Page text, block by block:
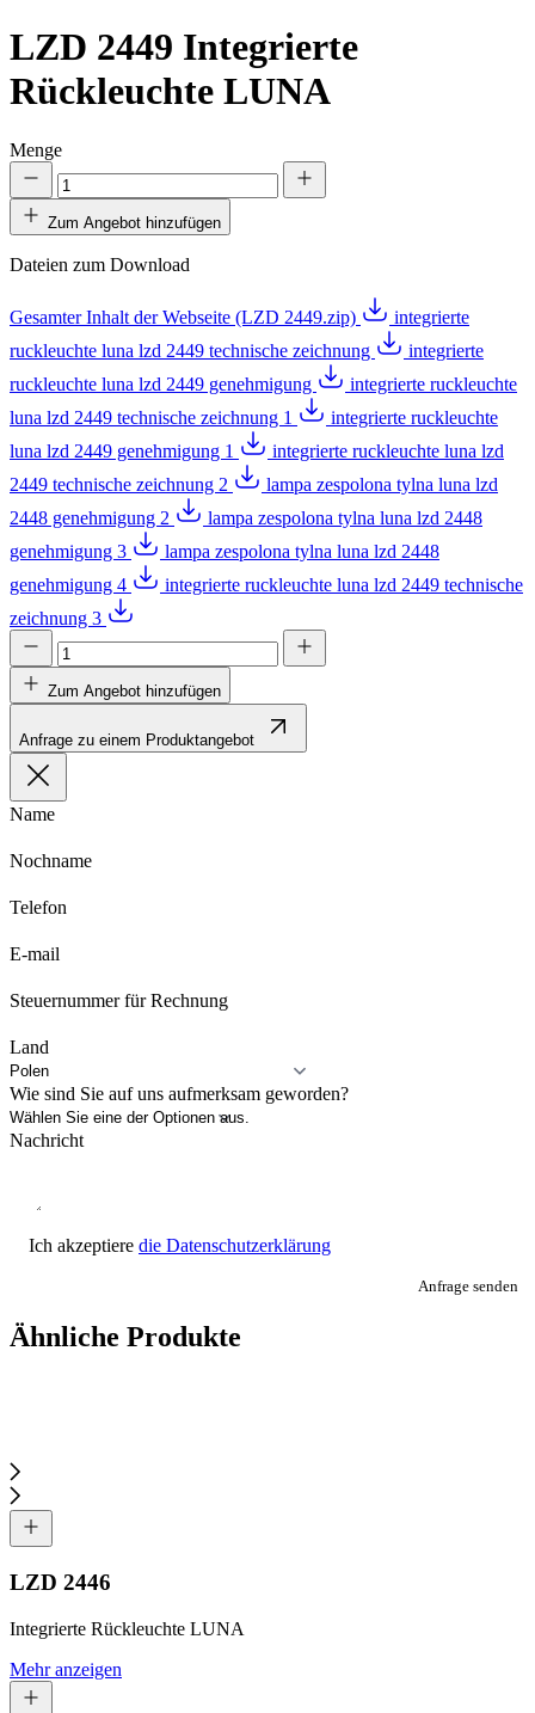
LZD 2449 Integrierte
Rückleuchte LUNA
Menge
Zum Angebot hinzufügen
Dateien zum Download
Gesamter Inhalt der Webseite (LZD 2449.zip)
integrierte
ruckleuchte luna lzd 2449 technische zeichnung
integrierte
ruckleuchte luna lzd 2449 genehmigung
integrierte ruckleuchte
luna lzd 2449 technische zeichnung 1
integrierte ruckleuchte
luna lzd 2449 genehmigung 1
integrierte ruckleuchte luna lzd
2449 technische zeichnung 2
lampa zespolona tylna luna lzd
2448 genehmigung 2
lampa zespolona tylna luna lzd 2448
genehmigung 3
lampa zespolona tylna luna lzd 2448
genehmigung 4
integrierte ruckleuchte luna lzd 2449 technische
zeichnung 3
Zum Angebot hinzufügen
Anfrage zu einem Produktangebot
Name
Nochname
Telefon
E-mail
Steuernummer für Rechnung
Land
Wie sind Sie auf uns aufmerksam geworden?
Nachricht
Ich akzeptiere die Datenschutzerklärung
Anfrage senden
Ähnliche Produkte
LZD 2446
Integrierte Rückleuchte LUNA
Mehr anzeigen